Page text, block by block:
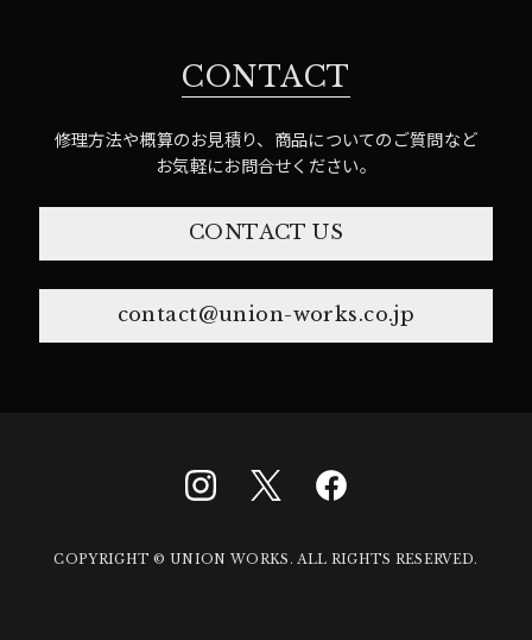
CONTACT
修理方法や概算のお見積り、商品についてのご質問など
お気軽にお問合せください。
CONTACT US
contact@union-works.co.jp
COPYRIGHT © UNION WORKS. ALL RIGHTS RESERVED.